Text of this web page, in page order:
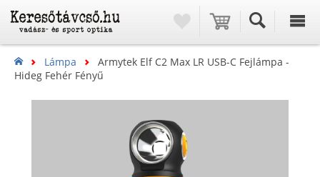
Lámpa
Armytek Elf C2 Max LR USB-C Fejlámpa -
Hideg Fehér Fényű